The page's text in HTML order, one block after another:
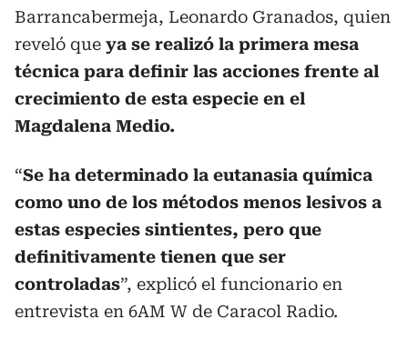
Barrancabermeja, Leonardo Granados, quien
reveló que ya se realizó la primera mesa
técnica para definir las acciones frente al
crecimiento de esta especie en el
Magdalena Medio.
“Se ha determinado la eutanasia química
como uno de los métodos menos lesivos a
estas especies sintientes, pero que
definitivamente tienen que ser
controladas”, explicó el funcionario en
entrevista en 6AM W de Caracol Radio.